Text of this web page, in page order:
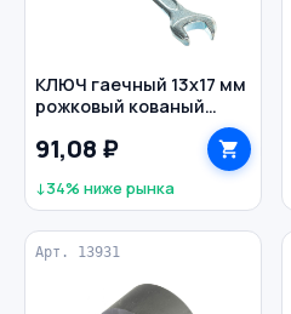
КЛЮЧ гаечный 13х17 мм
рожковый кованый
оцинкованный BIBER
91,08 ₽
↓34% ниже рынка
Арт. 13931